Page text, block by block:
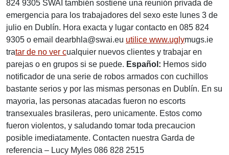
824 9305 SWAI también sostiene una reunión privada de
emergencia para los trabajadores del sexo este lunes 3 de
julio en Dublín. Hora exacta y lugar contacto en 085 824
9305 o email dearbhla@swai.eu utilice www.uglymugs.ie
tratar de no ver cualquier nuevos clientes y trabajar en
parejas o en grupos si se puede. Español: Hemos sido
notificador de una serie de robos armados con cuchillos
bastante serios y por las mismas personas en Dublín. En su
mayoria, las personas atacadas fueron no escorts
transexuales brasileras, pero unicamente. Estos como
fueron violentos, y saludando tomar toda precaucion
posible imediatamente. Contacten nuestra Garda de
referencia – Lucy Myles 086 828 2515